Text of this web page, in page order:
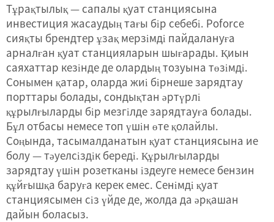
Тұрақтылық — сапалы қуат станциясына
инвестиция жасаудың тағы бір себебі. Poforce
сияқты брендтер ұзақ мерзімді пайдалануға
арналған қуат станцияларын шығарады. Қиын
саяхаттар кезінде де олардың тозуына төзімді.
Сонымен қатар, оларда жиі бірнеше зарядтау
порттары болады, сондықтан әртүрлі
құрылғыларды бір мезгілде зарядтауға болады.
Бұл отбасы немесе топ үшін өте қолайлы.
Соңында, тасымалданатын қуат станциясына ие
болу — тәуелсіздік береді. Құрылғыларды
зарядтау үшін розетканы іздеуге немесе бензин
құйғышқа баруға керек емес. Сенімді қуат
станциясымен сіз үйде де, жолда да әрқашан
дайын боласыз.